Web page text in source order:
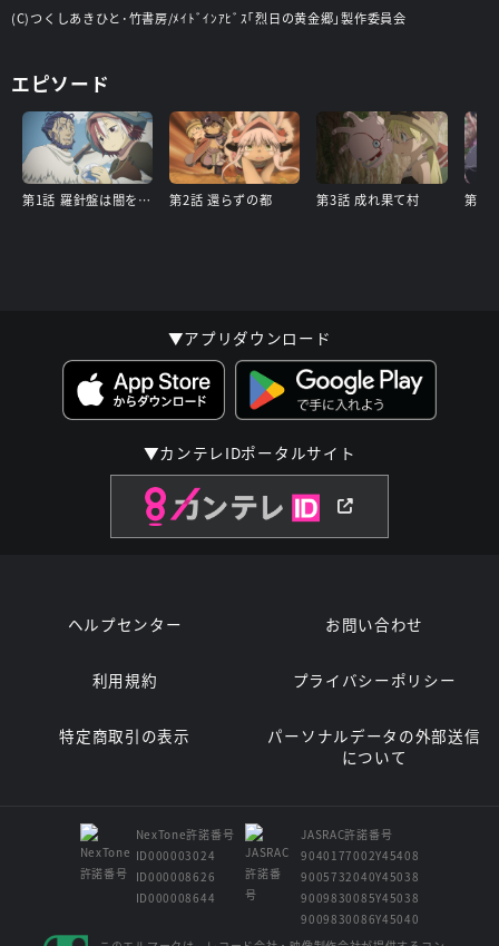
(C)つくしあきひと･竹書房/ﾒｲﾄﾞｲﾝｱﾋﾞｽ｢烈日の黄金郷｣製作委員会
エピソード
第1話 羅針盤は闇を指した 第2話 還らずの都 第3話 成れ果て村 第4
▼アプリダウンロード
▼カンテレIDポータルサイト
ヘルプセンター お問い合わせ
利用規約 プライバシーポリシー
特定商取引の表示
パーソナルデータの外部送信
について
NexTone許諾番号
ID000003024
ID000008626
ID000008644
JASRAC許諾番号
9040177002Y45408
9005732040Y45038
9009830085Y45038
9009830086Y45040